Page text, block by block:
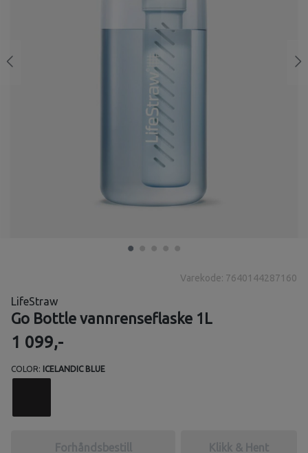
Varekode: 7640144287160
LifeStraw
Go Bottle vannrenseflaske 1L
1 099,-
COLOR: ICELANDIC BLUE
Forhåndsbestill Klikk & Hent